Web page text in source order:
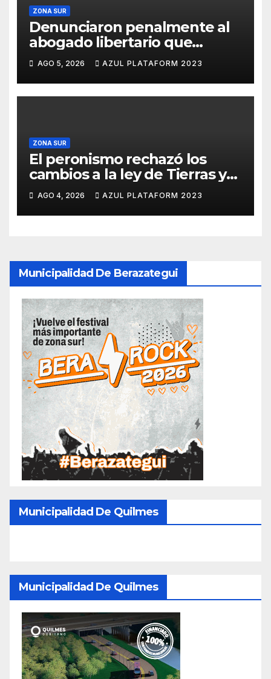
ZONA SUR
Denunciaron penalmente al
abogado libertario que
propuso tirar napalm sobre el
Gran Buenos Aires
AGO 5, 2026 AZUL PLATAFORM 2023
ZONA SUR
El peronismo rechazó los
cambios a la ley de Tierras y
convocó a movilizarse el
jueves en contra del Gobierno
AGO 4, 2026 AZUL PLATAFORM 2023
Municipalidad De Berazategui
Municipalidad De Quilmes
Municipalidad De Quilmes